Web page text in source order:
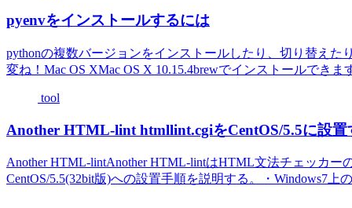
pyenvをインストールするには
pythonの複数バージョンをインストールしたり、切り替え
変ね！Mac OS XMac OS X 10.15.4brewでインストールできま
tool
Another HTML-lint htmllint.cgiをCentOS/5.5に設置
Another HTML-lintAnother HTML-lintはHTML文法チェッカー
CentOS/5.5(32bit版)への設置手順を説明する。・Windows7上